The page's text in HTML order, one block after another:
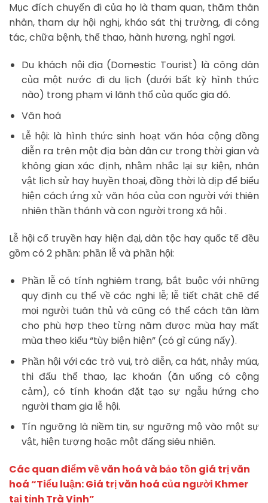
Mục đích chuyến đi của họ là tham quan, thăm thân
nhân, tham dự hội nghị, kháo sát thị trường, đi công
tác, chữa bệnh, thể thao, hành hương, nghỉ ngơi.
Du khách nội địa (Domestic Tourist) là công dân
của một nước đi du lịch (dưới bất kỳ hình thức
nào) trong phạm vi lãnh thổ của quốc gia dó.
Văn hoá
Lễ hội: là hình thức sinh hoạt văn hóa cộng đồng
diễn ra trên một địa bàn dân cư trong thời gian và
không gian xác định, nhằm nhắc lại sự kiện, nhân
vật lịch sử hay huyền thoại, đồng thời là dịp để biểu
hiện cách ứng xử văn hóa của con người với thiên
nhiên thần thánh và con người trong xã hội .
Lễ hội cổ truyền hay hiện đại, dân tộc hay quốc tế đều
gồm có 2 phần: phần lễ và phần hội:
Phần lễ có tính nghiêm trang, bắt buộc với những
quy định cụ thể về các nghi lễ; lễ tiết chặt chẽ để
mọi người tuân thủ và cũng có thể cách tân làm
cho phù hợp theo từng năm được mùa hay mất
mùa theo kiểu “tùy biện hiện” (có gì cúng nấy).
Phần hội với các trò vui, trò diễn, ca hát, nhảy múa,
thi đấu thể thao, lạc khoán (ăn uống có cộng
cảm), có tính khoán đặt tạo sự ngẫu hứng cho
người tham gia lễ hội.
Tín ngưỡng là niềm tin, sự ngưỡng mộ vào một sự
vật, hiện tượng hoặc một đấng siêu nhiên.
Các quan điểm về văn hoá và bảo tồn giá trị văn
hoá “Tiểu luận: Giá trị văn hoá của người Khmer
tại tỉnh Trà Vinh”